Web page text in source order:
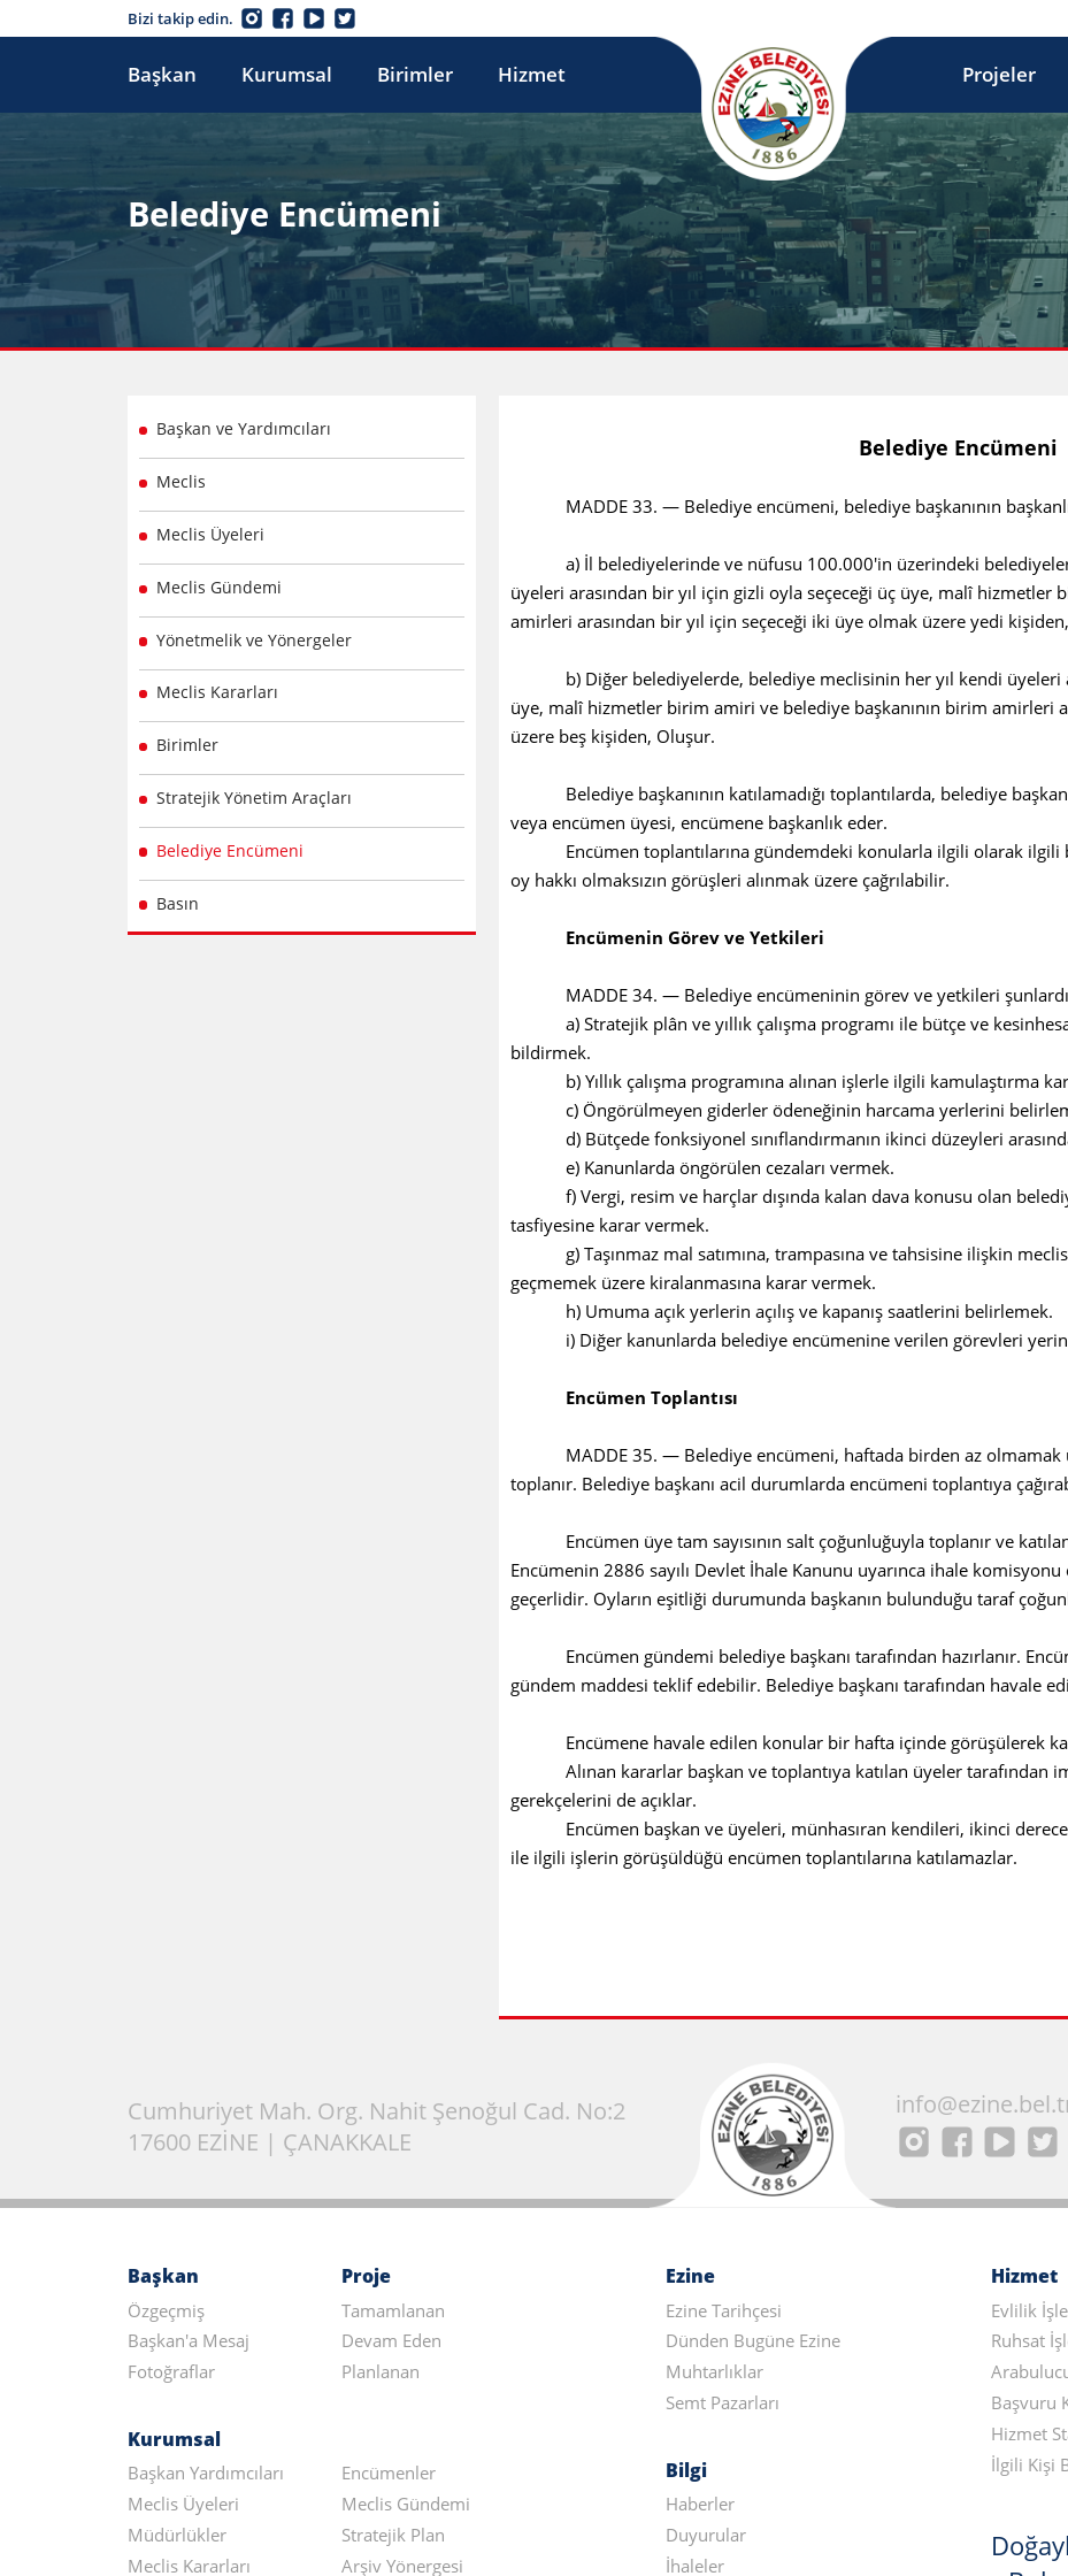
Bizi takip edin.
Başkan Kurumsal Birimler Hizmet Projeler
Belediye Encümeni
Başkan ve Yardımcıları
Meclis
Meclis Üyeleri
Meclis Gündemi
Yönetmelik ve Yönergeler
Meclis Kararları
Birimler
Stratejik Yönetim Araçları
Belediye Encümeni
Basın
Belediye Encümeni
MADDE 33. — Belediye encümeni, belediye başkanının
a) İl belediyelerinde ve nüfusu 100.000'in üzerindeki
üyeleri arasından bir yıl için gizli oyla seçeceği üç üye, malî hizmetler
amirleri arasından bir yıl için seçeceği iki üye olmak üzere yedi kişiden,
b) Diğer belediyelerde, belediye meclisinin her yıl kendi üyeleri
üye, malî hizmetler birim amiri ve belediye başkanının birim amirleri
üzere beş kişiden, Oluşur.
Belediye başkanının katılamadığı toplantılarda, belediye
veya encümen üyesi, encümene başkanlık eder.
Encümen toplantılarına gündemdeki konularla ilgili olarak ilgili
oy hakkı olmaksızın görüşleri alınmak üzere çağrılabilir.
Encümenin Görev ve Yetkileri
MADDE 34. — Belediye encümeninin görev ve yetkileri
a) Stratejik plân ve yıllık çalışma programı ile bütçe ve
bildirmek.
b) Yıllık çalışma programına alınan işlerle ilgili kamulaştırma
c) Öngörülmeyen giderler ödeneğinin harcama yerlerini
d) Bütçede fonksiyonel sınıflandırmanın ikinci düzeyleri
e) Kanunlarda öngörülen cezaları vermek.
f) Vergi, resim ve harçlar dışında kalan dava konusu olan
tasfiyesine karar vermek.
g) Taşınmaz mal satımına, trampasına ve tahsisine ilişkin meclis
geçmemek üzere kiralanmasına karar vermek.
h) Umuma açık yerlerin açılış ve kapanış saatlerini belirlemek.
i) Diğer kanunlarda belediye encümenine verilen görevleri
Encümen Toplantısı
MADDE 35. — Belediye encümeni, haftada birden az olmamak
toplanır. Belediye başkanı acil durumlarda encümeni toplantıya
Encümen üye tam sayısının salt çoğunluğuyla toplanır ve
Encümenin 2886 sayılı Devlet İhale Kanunu uyarınca ihale
geçerlidir. Oyların eşitliği durumunda başkanın bulunduğu taraf
Encümen gündemi belediye başkanı tarafından hazırlanır.
gündem maddesi teklif edebilir. Belediye başkanı tarafından havale
Encümene havale edilen konular bir hafta içinde görüşülerek
Alınan kararlar başkan ve toplantıya katılan üyeler tarafından
gerekçelerini de açıklar.
Encümen başkan ve üyeleri, münhasıran kendileri, ikinci derece
ile ilgili işlerin görüşüldüğü encümen toplantılarına katılamazlar.
Cumhuriyet Mah. Org. Nahit Şenoğul Cad. No:2
17600 EZİNE | ÇANAKKALE
Başkan
Özgeçmiş
Başkan'a Mesaj
Fotoğraflar
Proje
Tamamlanan
Devam Eden
Planlanan
Kurumsal
Başkan Yardımcıları
Encümenler
Meclis Üyeleri
Meclis Gündemi
Müdürlükler
Stratejik Plan
Meclis Kararları
Arşiv Yönergesi
Ezine
Ezine Tarihçesi
Dünden Bugüne Ezine
Muhtarlıklar
Semt Pazarları
Bilgi
Haberler
Duyurular
İhaleler
Hizmet
Evlilik
Ruhsat
Başvuru
Hizmet
İlgili Kişi